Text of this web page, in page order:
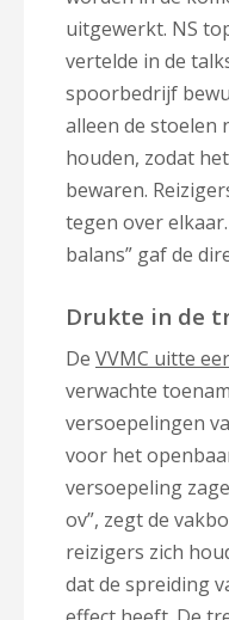
uitgewerkt. NS
vertelde in de
spoorbedrijf
alleen de stoelen
houden, zodat
bewaren.
tegen over
balans” gaf de
Drukte in de
De VVMC uitte
verwachte
versoepelingen
voor het
versoepeling
ov”, zegt de
reizigers zich
dat de spreiding